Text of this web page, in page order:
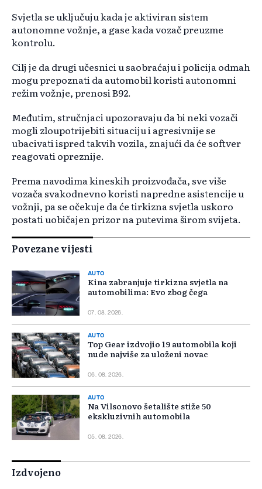
Svjetla se uključuju kada je aktiviran sistem
autonomne vožnje, a gase kada vozač preuzme
kontrolu.
Cilj je da drugi učesnici u saobraćaju i policija odmah
mogu prepoznati da automobil koristi autonomni
režim vožnje, prenosi B92.
Međutim, stručnjaci upozoravaju da bi neki vozači
mogli zloupotrijebiti situaciju i agresivnije se
ubacivati ispred takvih vozila, znajući da će softver
reagovati opreznije.
Prema navodima kineskih proizvođača, sve više
vozača svakodnevno koristi napredne asistencije u
vožnji, pa se očekuje da će tirkizna svjetla uskoro
postati uobičajen prizor na putevima širom svijeta.
Povezane vijesti
AUTO
Kina zabranjuje tirkizna svjetla na
automobilima: Evo zbog čega
07. 08. 2026.
AUTO
Top Gear izdvojio 19 automobila koji
nude najviše za uloženi novac
06. 08. 2026.
AUTO
Na Vilsonovo šetalište stiže 50
ekskluzivnih automobila
05. 08. 2026.
Izdvojeno